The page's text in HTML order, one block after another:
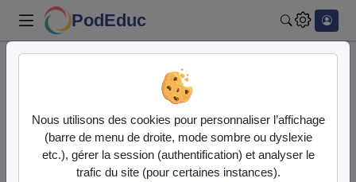
PodEduc
Contactez nous
Votre message
si vous
êtes un
humain en
Nous utilisons des cookies pour personnaliser l’affichage
(barre de menu de droite, mode sombre ou dyslexie
etc.), gérer la session (authentification) et analyser le
trafic du site (pour certaines instances).